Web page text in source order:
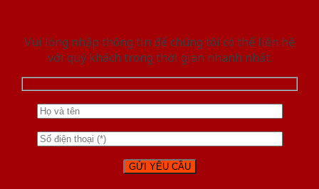
Vui lòng nhập thông tin để chúng tôi có thể liên hệ
với quý khách trong thời gian nhanh nhất.